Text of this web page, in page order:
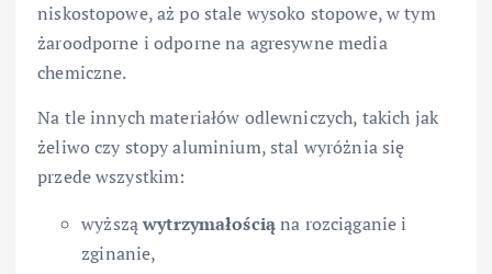
niskostopowe, aż po stale wysoko stopowe, w tym
żaroodporne i odporne na agresywne media
chemiczne.
Na tle innych materiałów odlewniczych, takich jak
żeliwo czy stopy aluminium, stal wyróżnia się
przede wszystkim:
wyższąwytrzymałościąna rozciąganie i
zginanie,